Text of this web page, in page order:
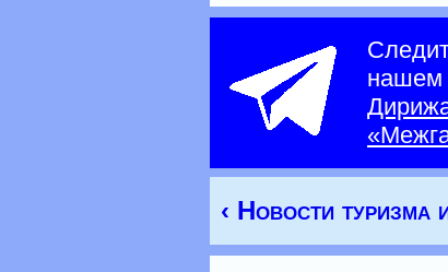
нашем
‹ Новости туризма